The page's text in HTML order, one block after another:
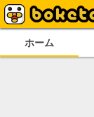
ホーム